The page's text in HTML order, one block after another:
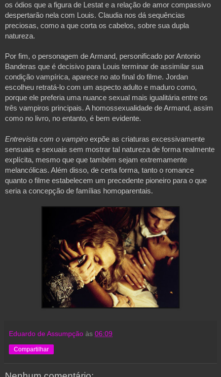
os ódios que a figura de Lestat e a relação de amor compassivo
despertarão nela com Louis. Claudia nos dá sequências
preciosas, como a que corta os cabelos, sobre sua dupla
natureza.
Por fim, o personagem de Armand, personificado por Antonio
Banderas que é decisivo para Louis terminar de assimilar sua
condição vampírica, aparece no ato final do filme. Jordan
escolheu retratá-lo com um aspecto adulto e maduro como,
porque ele preferia uma nuance sexual mais igualitária entre os
três vampiros principais. A homossexualidade de Armand, assim
como no livro, no entanto, é bem evidente.
Entrevista com o vampiro expõe as criaturas excessivamente
sensuais e sexuais sem mostrar tal natureza de forma realmente
explícita, mesmo que que também sejam extremamente
melancólicas. Além disso, de certa forma, tanto o romance
quanto o filme estabelecem um precedente pioneiro para o que
seria a concepção de famílias homoparentais.
Eduardo de Assumpção às 06:09
Compartilhar